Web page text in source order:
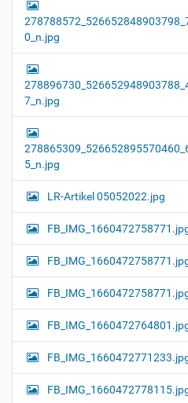
0_n.jpg
7_n.jpg
5_n.jpg
LR-Artikel 05052022.jpg